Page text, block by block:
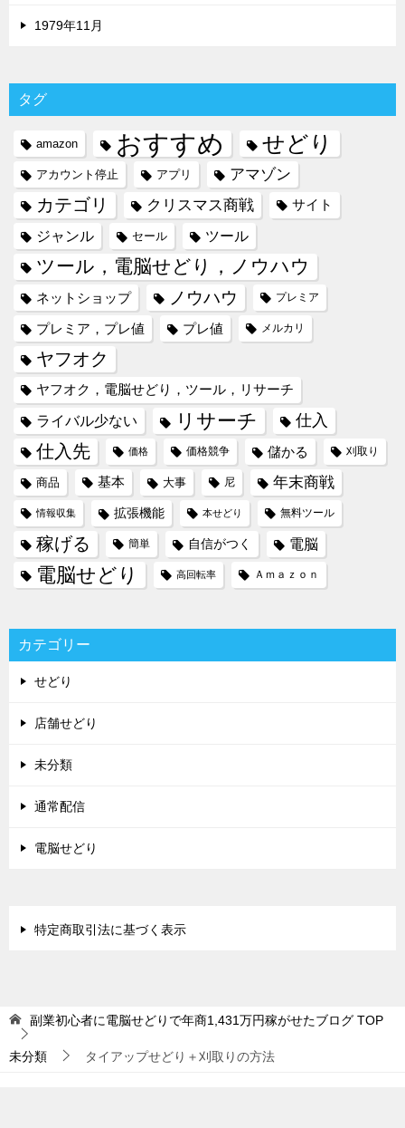
1979年11月
タグ
amazon おすすめ せどり
アカウント停止 アプリ アマゾン
カテゴリ クリスマス商戦 サイト
ジャンル セール ツール
ツール，電脳せどり，ノウハウ
ネットショップ ノウハウ プレミア
プレミア，プレ値 プレ値 メルカリ
ヤフオク
ヤフオク，電脳せどり，ツール，リサーチ
ライバル少ない リサーチ 仕入
仕入先 価格 価格競争 儲かる 刈取り
商品 基本 大事 尼 年末商戦
情報収集 拡張機能 本せどり 無料ツール
稼げる 簡単 自信がつく 電脳
電脳せどり 高回転率 Ａｍａｚｏｎ
カテゴリー
せどり
店舗せどり
未分類
通常配信
電脳せどり
特定商取引法に基づく表示
副業初心者に電脳せどりで年商1,431万円稼がせたブログ TOP
未分類 タイアップせどり＋刈取りの方法